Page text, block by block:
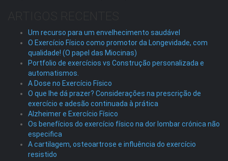
Um recurso para um envelhecimento saudável
O Exercício Físico como promotor da Longevidade, com
qualidade! (O papel das Miocinas)
Portfolio de exercícios vs Construção personalizada e
automatismos.
A Dose no Exercício Físico
O que lhe dá prazer? Considerações na prescrição de
exercício e adesão continuada à prática
Alzheimer e Exercício Físico
Os benefícios do exercício físico na dor lombar crónica não
especifica
A cartilagem, osteoartrose e influência do exercício
resistido